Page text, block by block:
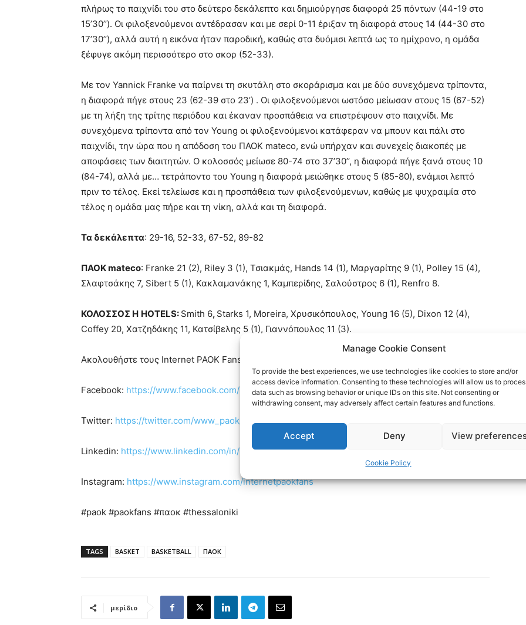
Manage Cookie Consent
To provide the best experiences, we use technologies like cookies to store and/or
access device information. Consenting to these technologies will allow us to
data such as browsing behavior or unique IDs on this site. Not consenting or
withdrawing consent, may adversely affect certain features and functions.
Accept Deny View
Cookie Policy
πλήρως το παιχνίδι του στο δεύτερο δεκάλεπτο και δημιούργησε διαφορά 25 πόντων (44-19 στο
15’30’’). Οι φιλοξενούμενοι αντέδρασαν και με σερί 0-11 έριξαν τη διαφορά στους 14 (44-30 στο
17’30’’), αλλά αυτή η εικόνα ήταν παροδική, καθώς στα δυόμισι λεπτά ως το ημίχρονο, η ομάδα
ξέφυγε ακόμη περισσότερο στο σκορ (52-33).
Με τον Yannick Franke να παίρνει τη σκυτάλη στο σκοράρισμα και με δύο συνεχόμενα τρίποντα,
η διαφορά πήγε στους 23 (62-39 στο 23’) . Οι φιλοξενούμενοι ωστόσο μείωσαν στους 15 (67-52)
με τη λήξη της τρίτης περιόδου και έκαναν προσπάθεια να επιστρέψουν στο παιχνίδι. Με
συνεχόμενα τρίποντα από τον Young οι φιλοξενούμενοι κατάφεραν να μπουν και πάλι στο
παιχνίδι, την ώρα που η απόδοση του ΠΑΟΚ mateco, ενώ υπήρχαν και συνεχείς διακοπές με
αποφάσεις των διαιτητών. Ο κολοσσός μείωσε 80-74 στο 37’30’’, η διαφορά πήγε ξανά στους 10
(84-74), αλλά με… τετράποντο του Young η διαφορά μειώθηκε στους 5 (85-80), ενάμισι λεπτό
πριν το τέλος. Εκεί τελείωσε και η προσπάθεια των φιλοξενούμενων, καθώς με ψυχραιμία στο
τέλος η ομάδα μας πήρε και τη νίκη, αλλά και τη διαφορά.
Τα δεκάλεπτα: 29-16, 52-33, 67-52, 89-82
ΠΑΟΚmateco: Franke 21 (2), Riley 3 (1), Τσιακμάς, Hands 14 (1), Μαργαρίτης 9 (1), Polley 15 (4),
Σλαφτσάκης 7, Sibert 5 (1), Κακλαμανάκης 1, Καμπερίδης, Σαλούστρος 6 (1), Renfro 8.
ΚΟΛΟΣΣΟΣ H HOTELS: Smith 6, Starks 1, Moreira, Χρυσικόπουλος, Young 16 (5), Dixon 12 (4),
Coffey 20, Χατζηδάκης 11, Κατσίβελης 5 (1), Γιαννόπουλος 11 (3).
Ακολουθήστε τους Internet PAOK Fans στα social media:
Facebook: https://www.facebook.com/InternetPAOKFans
Twitter: https://twitter.com/www_paok_gr
Linkedin: https://www.linkedin.com/in/internet-paok-fans-601b24248
Instagram: https://www.instagram.com/internetpaokfans
#paok #paokfans #παοκ #thessaloniki
TAGS BASKET BASKETBALL ΠΑΟΚ
μερίδιο